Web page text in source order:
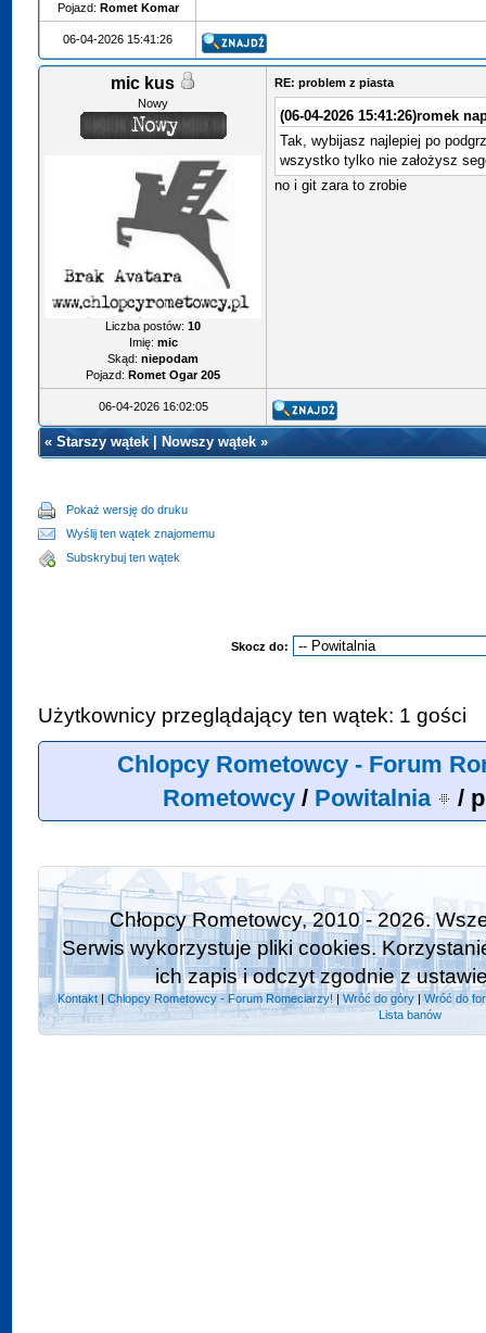
Pojazd: Romet Komar
06-04-2026 15:41:26
mic kus
Nowy
Liczba postów:10
Imię: mic
Skąd: niepodam
Pojazd: Romet Ogar 205
RE: problem z piasta
(06-04-2026 15:41:26)romek
Tak, wybijasz najlepiej po
wszystko tylko nie założysz
no i git zara to zrobie
06-04-2026 16:02:05
«Starszy wątek Nowszy wątek»
Pokaż wersję do druku
Wyślij ten wątek znajomemu
Subskrybuj ten wątek
Skocz do:
Użytkownicy przeglądający ten wątek: 1 gości
Chlopcy Rometowcy - Forum
Rometowcy / Powitalnia /
Chłopcy Rometowcy, 2010 - 2026.
Serwis wykorzystuje pliki cookies.
ich zapis i odczyt zgodnie z
Kontakt| Chlopcy Rometowcy - Forum Romeciarzy! |Wróć do góry| Wróć do
Lista banów